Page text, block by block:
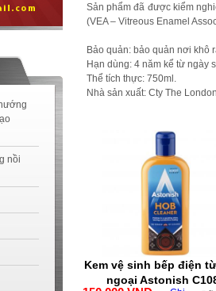
nồi
Sản phẩm đã được kiểm
(VEA – Vitreous Enamel
Bảo quản: bảo quản nơi khô
Hạn dùng: 4 năm kể từ ngày
Thể tích thực: 750ml.
Nhà sản xuất: Cty The
Kem vệ sinh bếp điện
ngoại Astonish